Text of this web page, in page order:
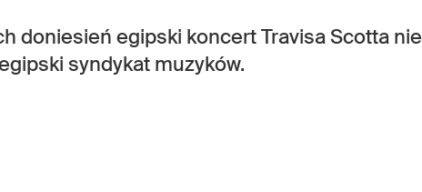
doniesień egipski koncert Travisa Scotta nie
syndykat muzyków.